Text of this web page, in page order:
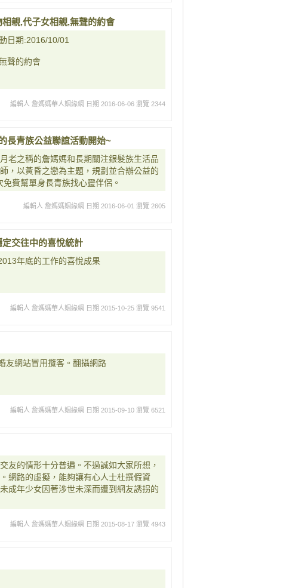
親,代子女相親,無聲的約會
日期:2016/10/01
聲的約會
編輯人 詹媽媽華人姻緣網 日期 2016-06-06 瀏覽 2344
長青族公益聯誼活動開始~
老之稱的詹媽媽和長期關注銀髮族生活品
，以黃昏之戀為主題，規劃並合辦公益的
費幫單身長青族找心靈伴侶。
編輯人 詹媽媽姻緣網 日期 2016-06-01 瀏覽 2605
交往中的喜悅統計
年底的工作的喜悅成果
編輯人 詹媽媽華人姻緣網 日期 2015-10-25 瀏覽 9541
友網站冒用攬客。翻攝網路
編輯人 詹媽媽華人姻緣網 日期 2015-09-10 瀏覽 6521
友的情形十分普遍。不過誠如大家所想，
網路的虛擬，能夠讓有心人士杜撰假資
成年少女因著涉世未深而遭到網友誘拐的
編輯人 詹媽媽華人姻緣網 日期 2015-08-17 瀏覽 4943